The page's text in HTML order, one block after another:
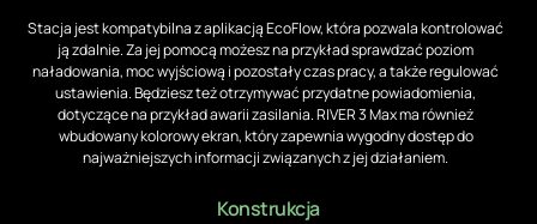
Stacja jest kompatybilna z aplikacją EcoFlow, która pozwala kontrolować
ją zdalnie. Za jej pomocą możesz na przykład sprawdzać poziom
naładowania, moc wyjściową i pozostały czas pracy, a także regulować
ustawienia. Będziesz też otrzymywać przydatne powiadomienia,
dotyczące na przykład awarii zasilania. RIVER 3 Max ma również
wbudowany kolorowy ekran, który zapewnia wygodny dostęp do
najważniejszych informacji związanych z jej działaniem.
Konstrukcja